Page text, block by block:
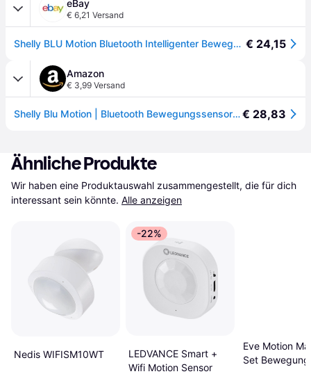
eBay
€ 6,21 Versand
Shelly BLU Motion Bluetooth Intelligenter Bewegungsmelder 3800235266700 € 24,15
Amazon
€ 3,99 Versand
Shelly Blu Motion | Bluetooth Bewegungssensor mit Lux-Sensor | Unmittelbare Reaktion | Hausautomation | Alexa und Google | Gateway Erforderlich | Reichweite bis zu 9 Meter | Szenenaktivierung€ 28,83
Ähnliche Produkte
Wir haben eine Produktauswahl zusammengestellt, die für dich
interessant sein könnte. Alle anzeigen
Nedis WIFISM10WT
-22%
LEDVANCE Smart +
Wifi Motion Sensor
Eve Motion
Set